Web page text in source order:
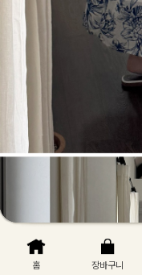
홈 장바구니